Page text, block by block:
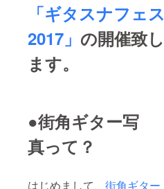
「ギタスナフェス
2017」 の開催致し
ます。
●街角ギター写
真って？
はじめまして、 街角ギター